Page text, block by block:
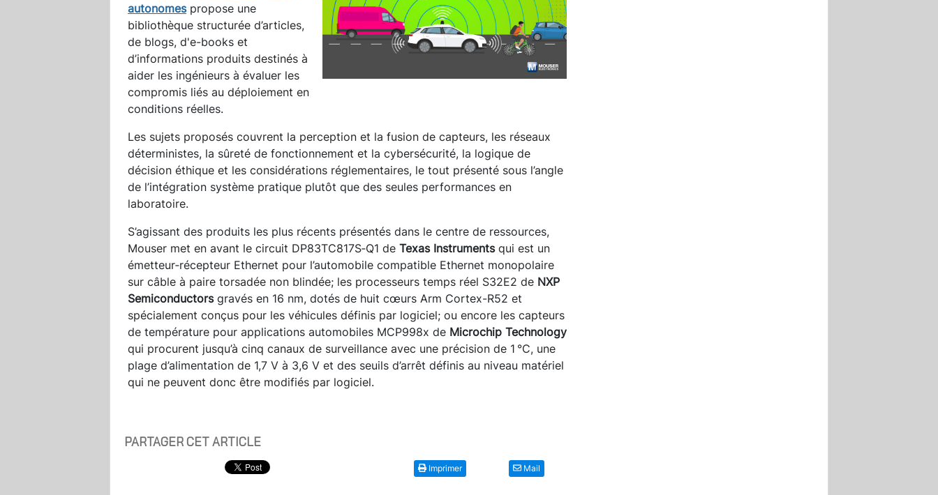
autonomespropose une
bibliothèque structurée d’articles,
de blogs, d'e-books et
d’informations produits destinés à
aider les ingénieurs à évaluer les
compromis liés au déploiement en
conditions réelles.
Les sujets proposés couvrent la perception et la fusion de capteurs, les réseaux
déterministes, la sûreté de fonctionnement et la cybersécurité, la logique de
décision éthique et les considérations réglementaires, le tout présenté sous l’angle
de l’intégration système pratique plutôt que des seules performances en
laboratoire.
S’agissant des produits les plus récents présentés dans le centre de ressources,
Mouser met en avant le circuit DP83TC817S‑Q1 de Texas Instrumentsqui est un
émetteur‑récepteur Ethernet pour l’automobile compatible Ethernet monopolaire
sur câble à paire torsadée non blindée; les processeurs temps réel S32E2 de NXP
Semiconductorsgravés en 16 nm, dotés de huit cœurs Arm Cortex-R52 et
spécialement conçus pour les véhicules définis par logiciel; ou encore les capteurs
de température pour applications automobiles MCP998x de Microchip Technology
qui procurent jusqu’à cinq canaux de surveillance avec une précision de 1 °C, une
plage d’alimentation de 1,7 V à 3,6 V et des seuils d’arrêt définis au niveau matériel
qui ne peuvent donc être modifiés par logiciel.
PARTAGER CET ARTICLE
Imprimer Mail